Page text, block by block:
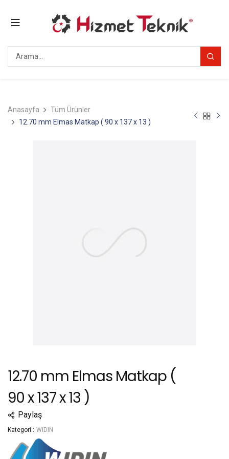
Anasayfa
Tüm Ürünler
12.70 mm Elmas Matkap ( 90 x 137 x 13 )
12.70 mm Elmas Matkap (
90 x 137 x 13 )
Paylaş
Kategori : WIDIN